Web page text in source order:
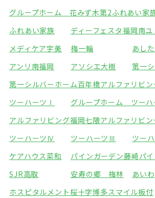
グループホーム 花みず木第2ふれあい家
ふれあい家族
ディーフェスタ福岡南
メディケア宇美
梅一輪
あし
アンリ南福岡
アソシエ大樹
第一
第一シルバーホーム百年橋アルファリビ
ツーハーツⅠ
グループホーム ツーハ
アルファリビング福岡七隈アルファリビ
ツーハーツⅣ
ツーハーツⅢ
ツー
ケアハウス菜和
パインガーデン藤崎パ
SJR高取
安寿の郷 梅林
あいわ
ホスピタルメント桜十字博多スマイル板付